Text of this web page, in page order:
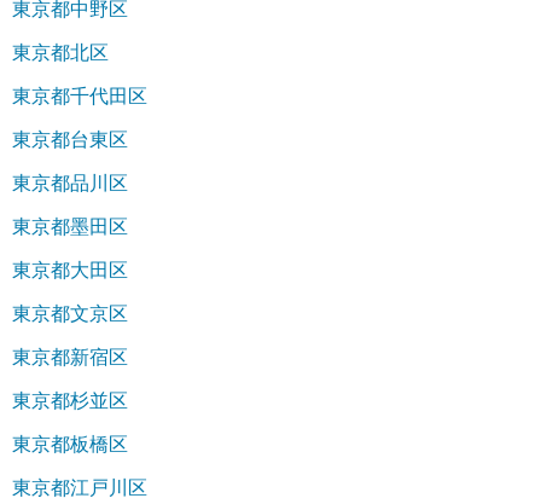
東京都中野区
東京都北区
東京都千代田区
東京都台東区
東京都品川区
東京都墨田区
東京都大田区
東京都文京区
東京都新宿区
東京都杉並区
東京都板橋区
東京都江戸川区